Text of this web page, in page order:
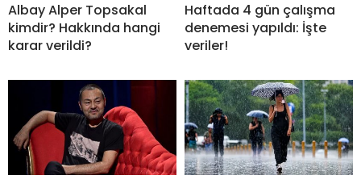
Albay Alper Topsakal
kimdir? Hakkında hangi
karar verildi?
Haftada 4 gün çalışma
denemesi yapıldı: İşte
veriler!